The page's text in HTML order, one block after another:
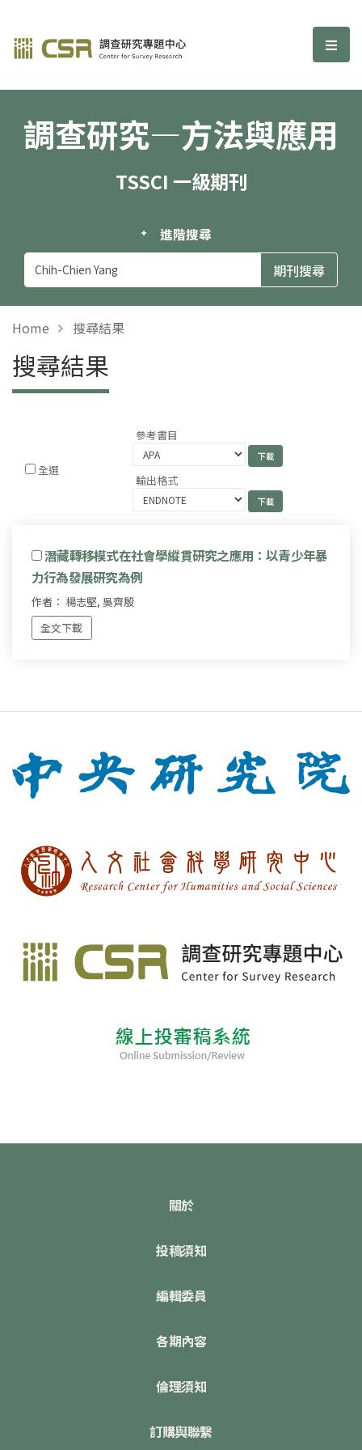
調查研究—方法與應用期刊 選
調查研究—方法與應用
TSSCI 一級期刊
進階搜尋
Home 搜尋結果
搜尋結果
全選
參考書目
輸出格式
潛藏轉移模式在社會學縱貫研究之應用：以青少年暴
力行為發展研究為例
作者： 楊志堅, 吳齊殷
全文下載
關於
投稿須知
編輯委員
各期內容
倫理須知
訂購與聯繫